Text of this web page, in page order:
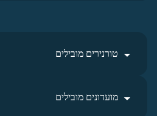
טורנירים מובילים
מועדונים מובילים